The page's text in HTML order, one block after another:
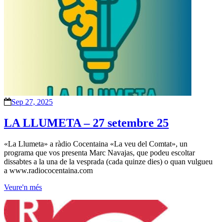
Sep 27, 2025
LA LLUMETA – 27 setembre 25
«La Llumeta» a ràdio Cocentaina «La veu del Comtat», un
programa que vos presenta Marc Navajas, que podeu escoltar
dissabtes a la una de la vesprada (cada quinze dies) o quan vulgueu
a www.radiococentaina.com
Veure'n més